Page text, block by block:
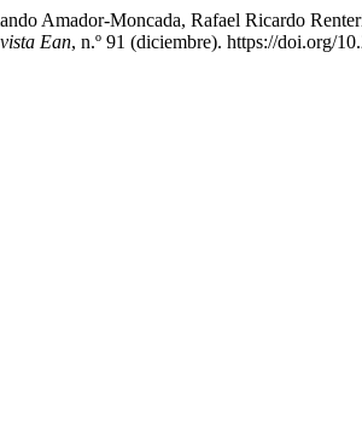
Amador-Moncada, Rafael Ricardo
Ean, n.º 91 (diciembre). https://doi.org/